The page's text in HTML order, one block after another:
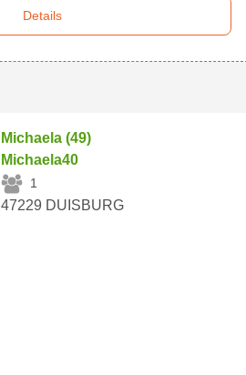
Details
Michaela (49)
Michaela40
1
47229 DUISBURG